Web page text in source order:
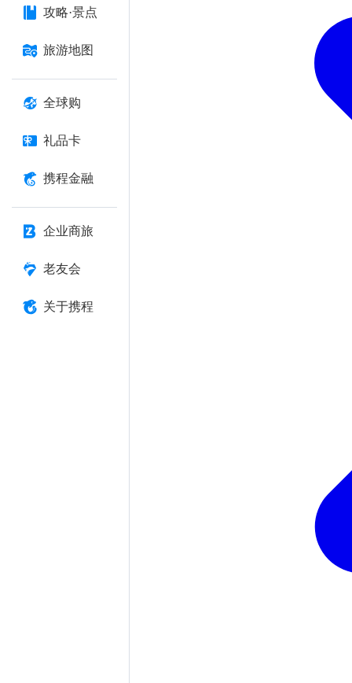
攻略·景点
旅游地图
全球购
礼品卡
携程金融
企业商旅
老友会
关于携程